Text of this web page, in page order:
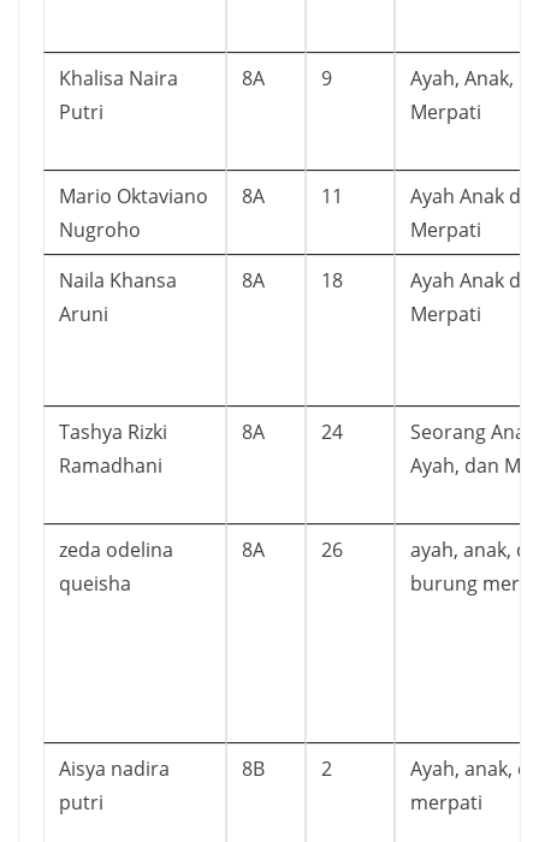
Khalisa Naira
Putri
8A 9
Ayah, Anak,
Merpati
Mario Oktaviano
Nugroho
8A 11
Ayah Anak
Merpati
Naila Khansa
Aruni
8A 18
Ayah Anak
Merpati
Tashya Rizki
Ramadhani
8A 24
Seorang Anak,
Ayah, dan
zeda odelina
queisha
8A 26
ayah, anak,
burung
Aisya nadira
putri
8B 2
Ayah, anak,
merpati